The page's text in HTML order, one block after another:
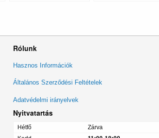
Rólunk
Lábléc
menü
Hasznos Információk
Általános Szerződési Feltételek
Adatvédelmi irányelvek
Nyitvatartás
Hétfő
Zárva